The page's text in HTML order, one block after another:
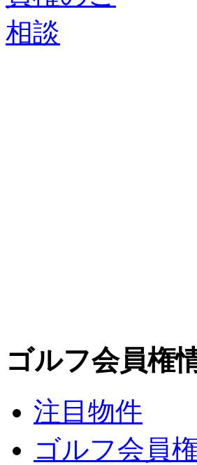
ゴルフ会員権
注目物件
ゴルフ会員